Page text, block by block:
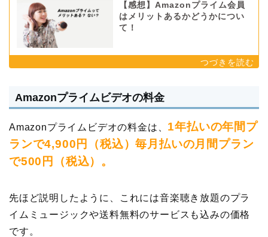
【感想】Amazonプライム会員
はメリットあるかどうかについ
て！
Amazonプライムビデオの料金
Amazonプライムビデオの料金は、 1年払いの年間プ
ランで4,900円（税込）毎月払いの月間プラン
で500円（税込）。
先ほど説明したように、これには音楽聴き放題のプラ
イムミュージックや送料無料のサービスも込みの価格
です。